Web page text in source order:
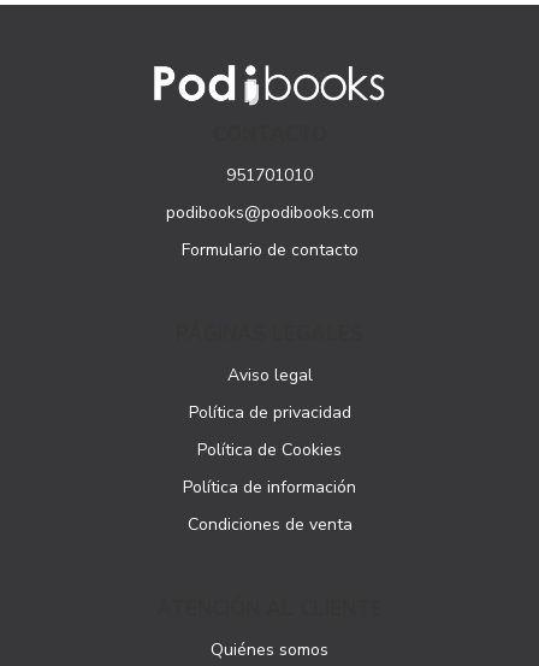
951701010
podibooks@podibooks.com
Formulario de contacto
Aviso legal
Política de privacidad
Política de Cookies
Política de información
Condiciones de venta
Quiénes somos